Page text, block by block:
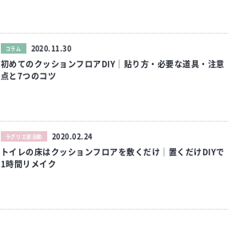
コラム 2020.11.30
初めてのクッションフロアDIY｜貼り方・必要な道具・注意
点と7つのコツ
ラグリエ部活動 2020.02.24
トイレの床はクッションフロアを敷くだけ｜置くだけDIYで
1時間リメイク